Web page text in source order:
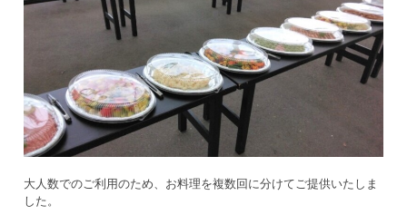
大人数でのご利用のため、お料理を複数回に分けてご提供いたしま
した。